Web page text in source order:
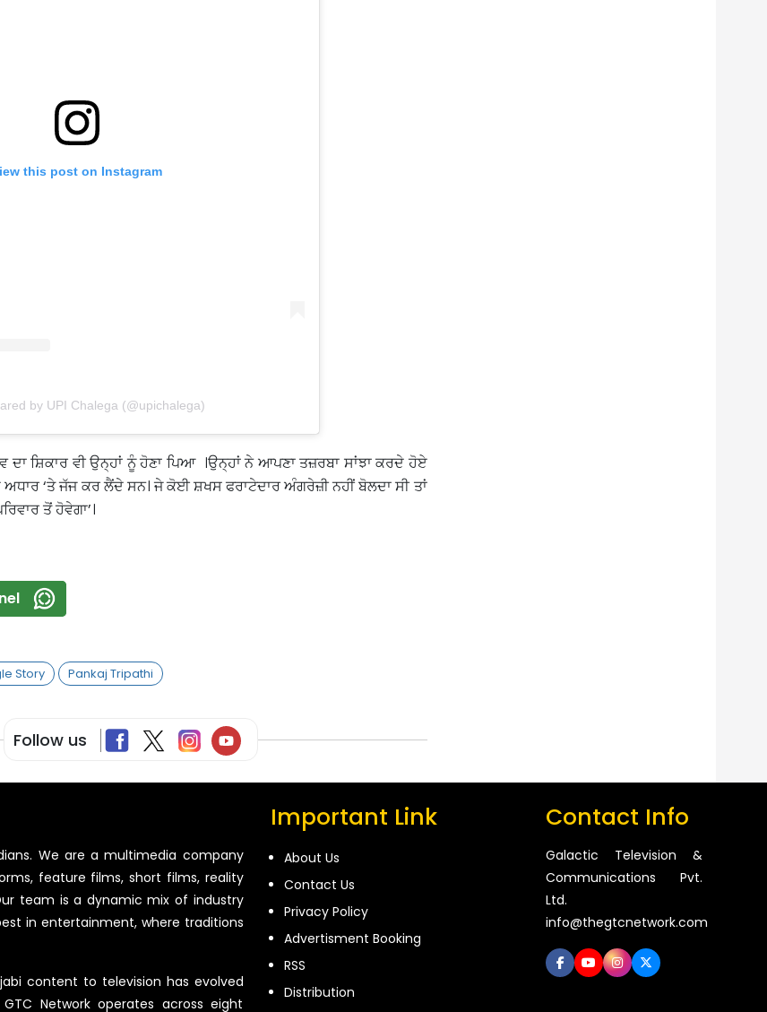
this post on Instagram
by UPI Chalega (@upichalega)
ਦਾ ਸ਼ਿਕਾਰ ਵੀ ਉਨ੍ਹਾਂ ਨੂੰ ਹੋਣਾ ਪਿਆ ।ਉਨ੍ਹਾਂ ਨੇ ਆਪਣਾ ਤਜ਼ਰਬਾ ਸਾਂਝਾ ਕਰਦੇ ਹੋਏ
ਅਧਾਰ ‘ਤੇ ਜੱਜ ਕਰ ਲੈਂਦੇ ਸਨ। ਜੇ ਕੋਈ ਸ਼ਖਸ ਫਰਾਟੇਦਾਰ ਅੰਗਰੇਜ਼ੀ ਨਹੀਂ ਬੋਲਦਾ ਸੀ ਤਾਂ
ਤੋਂ ਹੋਵੇਗਾ’।
Story Pankaj Tripathi
Follow us
We are a multimedia company
feature films, short films, reality
team is a dynamic mix of industry
in entertainment, where traditions
content to television has evolved
Network operates across eight
Important Link
About Us
Contact Us
Privacy Policy
Advertisment Booking
RSS
Distribution
Contact Info
Galactic Television &
Communications Pvt.
Ltd.
info@thegtcnetwork.com